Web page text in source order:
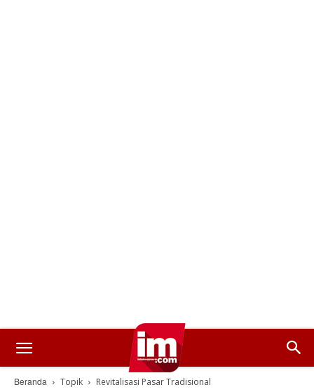
Beranda Topik Revitalisasi Pasar Tradisional